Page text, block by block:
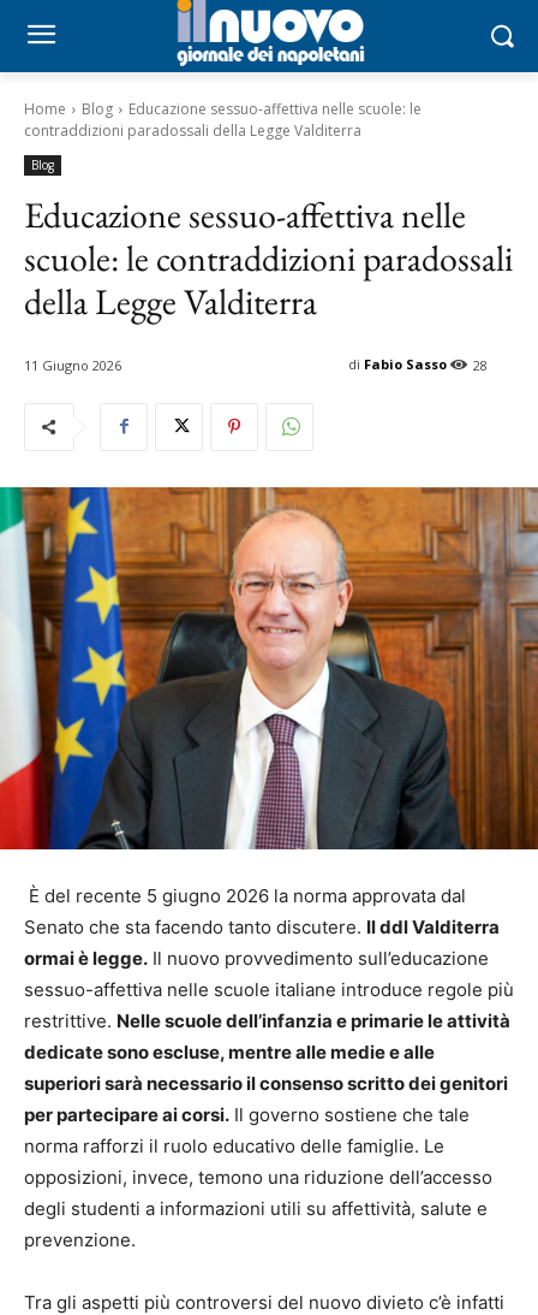
Home Blog
Educazione sessuo-affettiva nelle scuole: le
contraddizioni paradossali della Legge Valditerra
Blog
Educazione sessuo-affettiva nelle
scuole: le contraddizioni paradossali
della Legge Valditerra
11 Giugno 2026 28
di Fabio Sasso
È del recente 5 giugno 2026 la norma approvata dal
Senato che sta facendo tanto discutere. Il ddl Valditerra
ormai è legge. Il nuovo provvedimento sull’educazione
sessuo-affettiva nelle scuole italiane introduce regole più
restrittive. Nelle scuole dell’infanzia e primarie le attività
dedicate sono escluse, mentre alle medie e alle
superiori sarà necessario il consenso scritto dei genitori
per partecipare ai corsi. Il governo sostiene che tale
norma rafforzi il ruolo educativo delle famiglie. Le
opposizioni, invece, temono una riduzione dell’accesso
degli studenti a informazioni utili su affettività, salute e
prevenzione.
Tra gli aspetti più controversi del nuovo divieto c’è infatti